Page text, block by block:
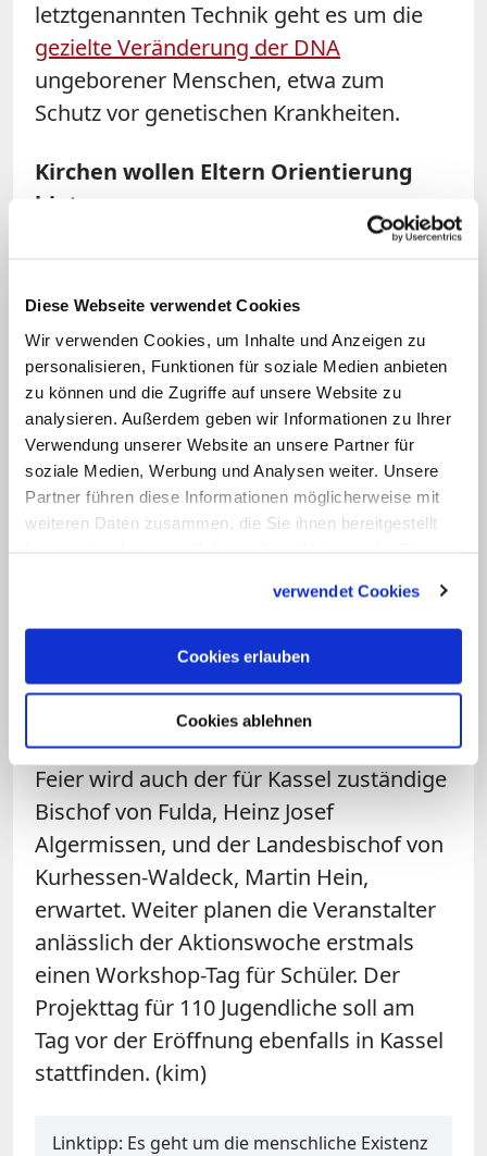
Diese Webseite verwendet Cookies
Wir verwenden Cookies, um Inhalte und Anzeigen zu
personalisieren, Funktionen für soziale Medien anbieten
zu können und die Zugriffe auf unsere Website zu
analysieren. Außerdem geben wir Informationen zu Ihrer
Verwendung unserer Website an unsere Partner für
soziale Medien, Werbung und Analysen weiter. Unsere
Partner führen diese Informationen möglicherweise mit
weiteren Daten zusammen, die Sie ihnen bereitgestellt
verwendet Cookies
Cookies erlauben
Cookies ablehnen
letztgenannten Technik geht es um die
gezielte Veränderung der DNA
ungeborener Menschen, etwa zum
Schutz vor genetischen Krankheiten.
Kirchen wollen Eltern Orientierung
bieten
"'Ja' zum Leben" ein. Dabei hätten sie
auch Sorgen und Wünsche werdender
Eltern im Blick, "die über verschiedene
Möglichkeiten der Reproduktionsmedizin
nachdenken und vor wichtigen
Entscheidungen stehen", erklärten DBK
und EKD. Die Kirchen wollten dabei
Gespräche und Orientierung bieten.
Die "Woche für das Leben" wird mit
Gottesdienst in Kassel unter der Leitung
von DBK-Vorsitzendem Kardinal Reinhard
Marx und EKD-Ratsvorsitzendem
Heinrich Bedford-Strohm eröffnet. Zur
Feier wird auch der für Kassel zuständige
Bischof von Fulda, Heinz Josef
Algermissen, und der Landesbischof von
Kurhessen-Waldeck, Martin Hein,
erwartet. Weiter planen die Veranstalter
anlässlich der Aktionswoche erstmals
einen Workshop-Tag für Schüler. Der
Projekttag für 110 Jugendliche soll am
Tag vor der Eröffnung ebenfalls in Kassel
stattfinden. (kim)
Linktipp: Es geht um die menschliche Existenz